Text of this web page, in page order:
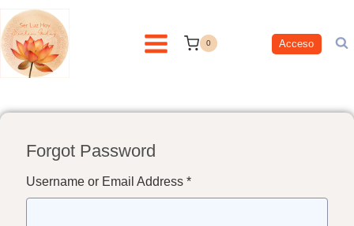
contenido
0 Acceso
Forgot Password
Username or Email Address *